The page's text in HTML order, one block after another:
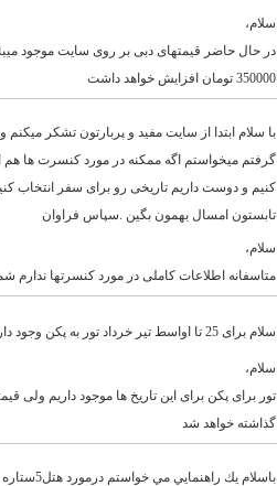
سلام،
در حال حاضر قیمتهای دبی بر روی سایت موجود
350000 تومان افزایش خواهد داشت
با سلام ابتدا از سایت مفید و پربارتون تشکر
گرفتم میخواستم اگه ممکنه در مورد کنسرت ها هم
کنیم و دوست داریم تاریخی رو برای سفر انتخاب
تابستون امسال بهمون بگین .سپاس فراوان
سلام،
متاسفانه اطلاعات کاملی در مورد کنسرتها ندارم
سلام برای 25 تا اواسط تیر خرداد تور به پکن وجود دارد وبا چه قیمتی
سلام،
تور برای پکن برای این تاریخ ها موجود داریم ولی
گذاشته خواهد شد
باسلام